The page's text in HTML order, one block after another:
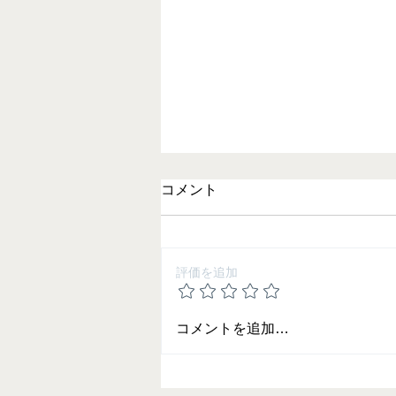
2025 夏期講習の御案内
コメント
評価を追加
コメントを追加…